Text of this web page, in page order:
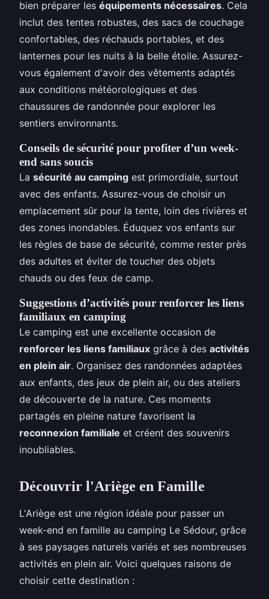
bien préparer les équipements nécessaires. Cela
inclut des tentes robustes, des sacs de couchage
confortables, des réchauds portables, et des
lanternes pour les nuits à la belle étoile. Assurez-
vous également d'avoir des vêtements adaptés
aux conditions météorologiques et des
chaussures de randonnée pour explorer les
sentiers environnants.
Conseils de sécurité pour profiter d’un week-
end sans soucis
La sécurité au camping est primordiale, surtout
avec des enfants. Assurez-vous de choisir un
emplacement sûr pour la tente, loin des rivières et
des zones inondables. Éduquez vos enfants sur
les règles de base de sécurité, comme rester près
des adultes et éviter de toucher des objets
chauds ou des feux de camp.
Suggestions d’activités pour renforcer les liens
familiaux en camping
Le camping est une excellente occasion de
renforcer les liens familiaux grâce à des activités
en plein air. Organisez des randonnées adaptées
aux enfants, des jeux de plein air, ou des ateliers
de découverte de la nature. Ces moments
partagés en pleine nature favorisent la
reconnexion familiale et créent des souvenirs
inoubliables.
Découvrir l'Ariège en Famille
L'Ariège est une région idéale pour passer un
week-end en famille au camping Le Sédour, grâce
à ses paysages naturels variés et ses nombreuses
activités en plein air. Voici quelques raisons de
choisir cette destination :